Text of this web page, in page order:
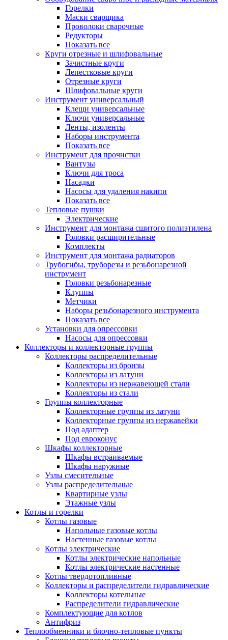
Горелки
Маски сварщика
Проволоки сварочные
Редукторы
Показать все
Круги отрезные и шлифовальные
Зачистные круги
Лепестковые круги
Отрезные круги
Шлифовальные круги
Инструмент универсальный
Клещи универсальные
Ключи универсальные
Ленты, изоленты
Наборы инструмента
Показать все
Инструмент для прочистки
Вантузы
Ключи для троса
Насадки
Насосы для удаления накипи
Показать все
Тепловые пушки
Электрические
Инструмент для монтажа сшитого полиэтилена
Головки расширительные
Комплекты
Инструмент для монтажа радиаторов
Трубогибы, труборезы и резьбонарезной
инструмент
Головки резьбонарезные
Клуппы
Метчики
Наборы резьбонарезного инструмента
Показать все
Установки для опрессовки
Насосы для опрессовки
Коллекторы и коллекторные группы
Коллекторы распределительные
Коллекторы из бронзы
Коллекторы из латуни
Коллекторы из нержавеющей стали
Коллекторы из стали
Группы коллекторные
Коллекторные группы из латуни
Коллекторные группы из нержавейки
Под адаптер
Под евроконус
Шкафы коллекторные
Шкафы встраиваемые
Шкафы наружные
Узлы смесительные
Узлы распределительные
Квартирные узлы
Этажные узлы
Котлы и горелки
Котлы газовые
Напольные газовые котлы
Настенные газовые котлы
Котлы электрические
Котлы электрические напольные
Котлы электрические настенные
Котлы твердотопливные
Коллекторы и распределители гидравлические
Коллекторы котельные
Распределители гидравлические
Комплектующие для котлов
Антифриз
Теплообменники и блочно-тепловые пункты